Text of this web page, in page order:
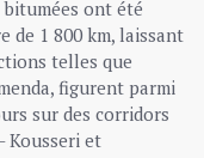
bitumées ont été
de 1 800 km, laissant
telles que
figurent parmi
sur des corridors
Kousseri et